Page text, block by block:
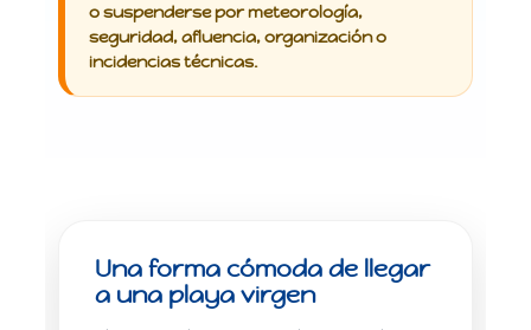
o suspenderse por meteorología,
seguridad, afluencia, organización o
incidencias técnicas.
Una forma cómoda de llegar
a una playa virgen